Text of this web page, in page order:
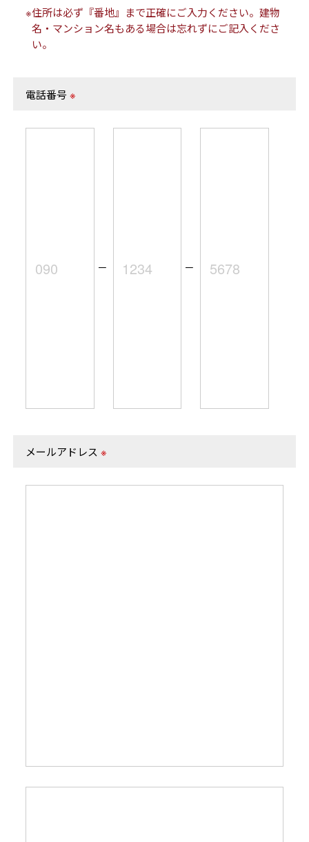
※住所は必ず『番地』まで正確にご入力ください。建物
名・マンション名もある場合は忘れずにご記入くださ
い。
電話番号※
－ －
メールアドレス※